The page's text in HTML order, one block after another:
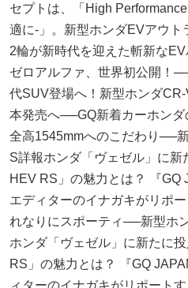
セプトは、「High
適に-」。新型ホンダEVアウ
2輪が新時代を迎えた斬新な
ゼロアルファ、世界初公開！
代SUV登場へ！新型ホンダ
本発売へ──GQ新着カーホンダ
全高1545mmへのこだわり──
S詳報ホンダ「ヴェゼル」に
HEV RS」の魅力とは？ 『GQ
エディターのイナガキがリポ
れなりにスポーティ──新型ホ
ホンダ「ヴェゼル」に新たに
RS」の魅力とは？ 『GQ
ィターのイナガキがリポート